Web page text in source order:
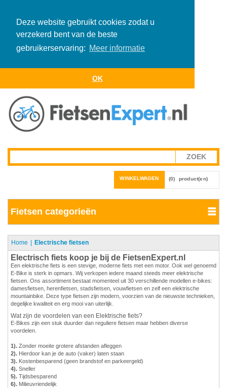
Deze website gebruikt cookies zodat u
verzekerd bent van de beste
gebruikerservaring: Meer informatie
OK
WINKELWAGEN (0) product(en)
Fietsen categorieën
Home Electrische fietsen
Electrisch fiets koop je bij de FietsenExpert.nl
Een elektrische fiets is een stevige, moderne fiets met een motor. Ook wel genoemd
E-Bike is sterk in opmars. Wij verkopen iedere maand steeds meer elektrische
fietsen. Ons assortiment bestaat momenteel uit 30 verschillende modellen e-bikes:
damesfietsen, herenfietsen, stadsfietsen, vouwfietsen en zelf een elektrische
mountainbike. Deze type fietsen zijn modern, voorzien van de nieuwste technieken,
degelijke kwaliteit en erg mooi van uiterlijk.
Wat zijn de voordelen van een Elektrische fiets?
E-Bikes zijn een stuk duurder dan reguliere fietsen maar hebben diverse
voordelen.
1). Zonder moeite grotere afstanden afleggen
2). Hierdoor kan je de auto (vaker) laten staan
3). Kostenbesparend (geen brandstof en parkeergeld)
4). Sneller
5). Tijdsbesparend
6). Milieuvriendelijk